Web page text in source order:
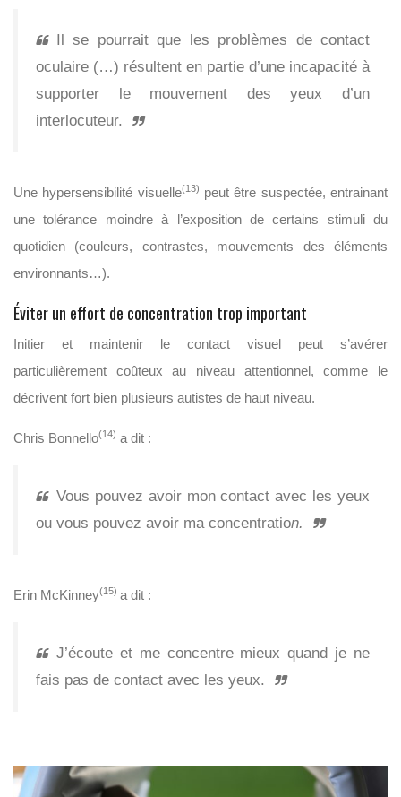
Il se pourrait que les problèmes de contact
oculaire (…) résultent en partie d’une incapacité à
supporter le mouvement des yeux d’un
interlocuteur.
Une hypersensibilité visuelle(13) peut être suspectée, entrainant
une tolérance moindre à l’exposition de certains stimuli du
quotidien (couleurs, contrastes, mouvements des éléments
environnants…).
Éviter un effort de concentration trop important
Initier et maintenir le contact visuel peut s’avérer
particulièrement coûteux au niveau attentionnel, comme le
décrivent fort bien plusieurs autistes de haut niveau.
Chris Bonnello(14) a dit :
Vous pouvez avoir mon contact avec les yeux
ou vous pouvez avoir ma concentration.
Erin McKinney(15) a dit :
J’écoute et me concentre mieux quand je ne
fais pas de contact avec les yeux.